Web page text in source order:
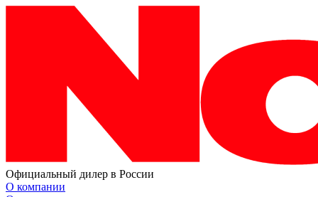
Официальный дилер в России
О компании